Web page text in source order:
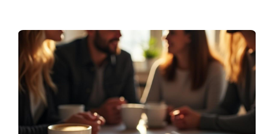
día, permitiendo así consumir electricidad a precios más
bajos durante ciertas horas.
¿Cómo puedo saber si me conviene
cambiarme a esta tarifa?
Es recomendable analizar tu consumo eléctrico actual y